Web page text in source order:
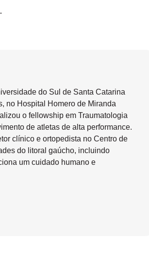
do Sul de Santa Catarina
no Hospital Homero de Miranda
o fellowship em Traumatologia
de atletas de alta performance.
clínico e ortopedista no Centro de
do litoral gaúcho, incluindo
um cuidado humano e